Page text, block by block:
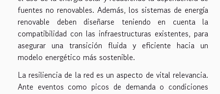
fuentes no renovables. Además, los sistemas de energía
renovable deben diseñarse teniendo en cuenta la
compatibilidad con las infraestructuras existentes, para
asegurar una transición fluida y eficiente hacia un
modelo energético más sostenible.
La resiliencia de la red es un aspecto de vital relevancia.
Ante eventos como picos de demanda o condiciones